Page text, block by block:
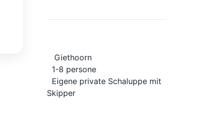
Giethoorn
1-8 persone
Eigene private Schaluppe mit
Skipper